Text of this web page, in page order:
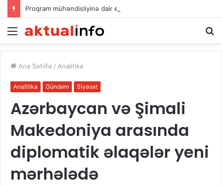
Menu
Ana Səhifə / Analitika
Analitika Gündəm Siyasət
Azərbaycan və Şimali
Makedoniya arasında
diplomatik əlaqələr yeni
mərhələdə